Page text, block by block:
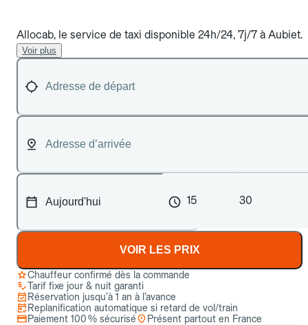
Allocab, le service de taxi disponible 24h/24, 7j/7 à Aubiet.
Voir plus
15 30
VOIR LES PRIX
Chauffeur confirmé dès la commande
Tarif fixe jour & nuit garanti
Réservation jusqu’à 1 an à l’avance
Replanification automatique si retard de vol/train
Paiement 100 % sécurisé
Présent partout en France